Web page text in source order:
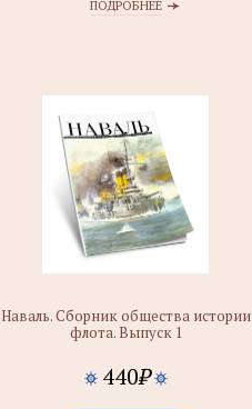
ПОДРОБНЕЕ
Наваль. Сборник общества истории
флота. Выпуск 1
440₽